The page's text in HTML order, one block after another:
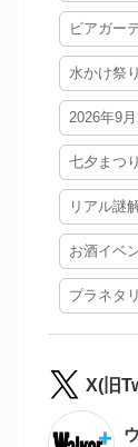
ビアガー
水かけ祭
2026年9
七夕まつり
リアル謎
お酒イベ
プラネタ
X(旧